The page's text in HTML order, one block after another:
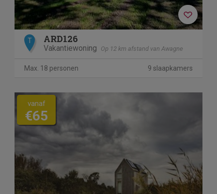
T ARD126
Vakantiewoning Op 12 km afstand van Awagne
Max. 18 personen 9 slaapkamers
vanaf
€65